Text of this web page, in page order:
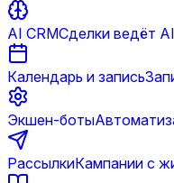
AI CRMСделки ведёт AI
Календарь и запись
Экшен-боты
РассылкиКампании с